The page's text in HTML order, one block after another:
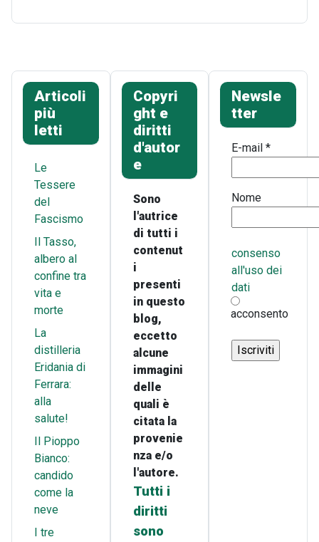
Articoli
più
letti
Le
Tessere
del
Fascismo
Il Tasso,
albero al
confine tra
vita e
morte
La
distilleria
Eridania di
Ferrara:
alla
salute!
Il Pioppo
Bianco:
candido
come la
neve
I tre
Copyri
ght e
diritti
d'autor
e
Sono
l'autrice
di tutti i
contenut
i
presenti
in questo
blog,
eccetto
alcune
immagini
delle
quali è
citata la
provenie
nza e/o
l'autore.
Tutti i
diritti
sono
Newsle
tter
E-mail*
Nome
consenso
all'uso dei
dati
acconsento